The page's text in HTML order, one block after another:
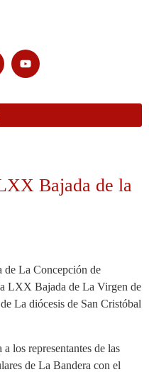
Bajada de la
de La Concepción de
LXX Bajada de La Virgen de
La diócesis de San Cristóbal
los representantes de las
de La Bandera con el